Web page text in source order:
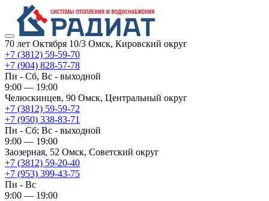
70 лет Октября 10/3 Омск, Кировский округ
+7 (3812) 59-59-70
+7 (904) 828-57-78
Пн - Сб, Вс - выходной
9:00 — 19:00
Челюскинцев, 90 Омск, ​Центральный округ
+7 (3812) 59-59-72
+7 (950) 338-83-71
Пн - Сб; Вс - выходной
9:00 — 19:00
Заозерная, 52 Омск, ​Советский округ
+7 (3812) 59-20-40
+7 (953) 399-43-75
Пн - Вс
9:00 — 19:00